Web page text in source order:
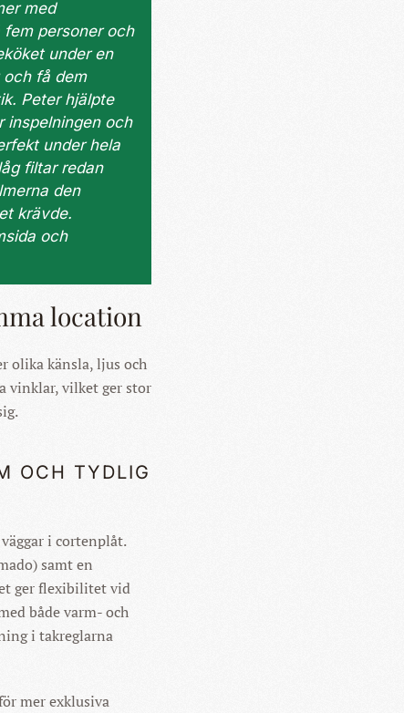
med
personer och
under en
få dem
Peter hjälpte
inspelningen och
under hela
filtar redan
den
krävde.
och
location
olika känsla, ljus och
vinklar, vilket ger stor
OCH TYDLIG
i cortenplåt.
samt en
ger flexibilitet vid
både varm- och
i takreglarna
mer exklusiva